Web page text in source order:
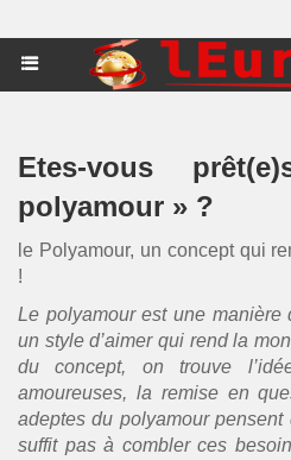
Etes-vous
polyamour » ?
le Polyamour, un concept qui
!
Le polyamour est une manière
un style d’aimer qui rend la
du concept, on trouve
amoureuses, la remise en
adeptes du polyamour pensent
suffit pas à combler ces